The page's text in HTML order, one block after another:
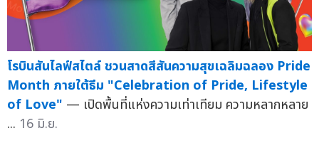
โรบินสันไลฟ์สไตล์ ชวนสาดสีสันความสุขเฉลิมฉลอง Pride
Month ภายใต้ธีม "Celebration of Pride, Lifestyle
of Love" — เปิดพื้นที่แห่งความเท่าเทียม ความหลากหลาย
... 16 มิ.ย.